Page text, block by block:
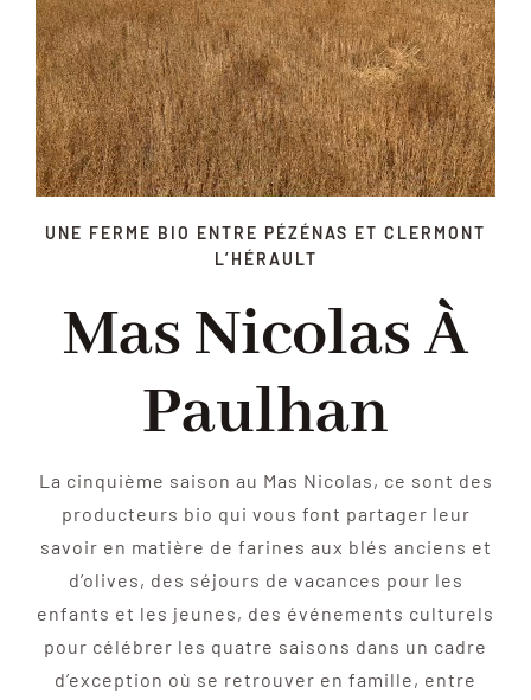
LOCATION DE SALLE
CHANTIERS PARTICIPATIFS
COLONIES
BLOG
UNE FERME BIO ENTRE PÉZÉNAS ET CLERMONT
L’HÉRAULT
Mas Nicolas À
Paulhan
La cinquième saison au Mas Nicolas, ce sont des
producteurs bio qui vous font partager leur
savoir en matière de farines aux blés anciens et
d’olives, des séjours de vacances pour les
enfants et les jeunes, des événements culturels
pour célébrer les quatre saisons dans un cadre
d’exception où se retrouver en famille, entre